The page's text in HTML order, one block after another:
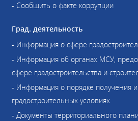
- Сообщить о факте коррупции
Град. деятельность
- Информация о сфере
- Информация об органах МСУ,
сфере градостроительства и
- Информация о порядке получения
градостроительных условиях
- Документы территориального